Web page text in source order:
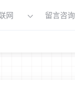
网 留言咨询